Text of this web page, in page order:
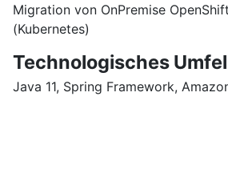
Migration von OnPremise
(Kubernetes)
Technologisches
Java 11, Spring Framework,